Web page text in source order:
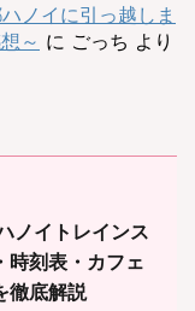
ノイに引っ越しま
～ に ごっち より
ノイトレインス
時刻表・カフェ
徹底解説